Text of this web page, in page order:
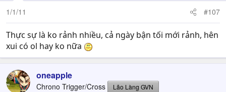
1/1/11 #107
Thực sự là ko rảnh nhiều, cả ngày bận tối mới rảnh, hên
xui có ol hay ko nữa
oneapple
Chrono Trigger/Cross Lão Làng GVN